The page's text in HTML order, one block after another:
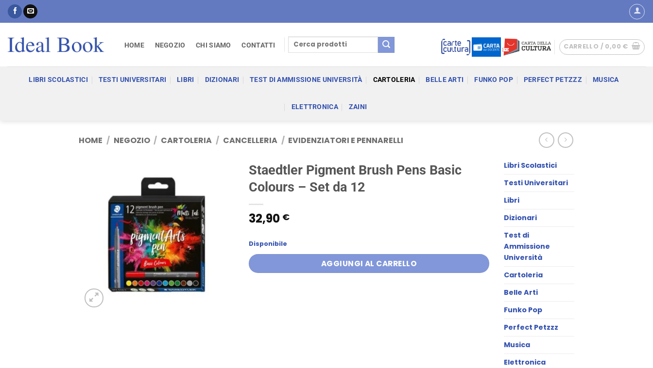
Salta
HOME NEGOZIO CHI SIAMO CONTATTI
Cerca:
CARRELLO / 0,00 €
LIBRI SCOLASTICI TESTI UNIVERSITARI LIBRI DIZIONARI TEST DI AMMISSIONE UNIVERSITÀ CARTOLERIA BELLE ARTI FUNKO POP PERFECT PETZZZ MUSICA
ELETTRONICA ZAINI
HOME / NEGOZIO / CARTOLERIA / CANCELLERIA / EVIDENZIATORI E PENNARELLI
Staedtler Pigment Brush Pens Basic
Colours – Set da 12
32,90 €
Disponibile
AGGIUNGI AL CARRELLO
Libri Scolastici
Testi Universitari
Libri
Dizionari
Test di
Ammissione
Università
Cartoleria
Belle Arti
Funko Pop
Perfect Petzzz
Musica
Elettronica